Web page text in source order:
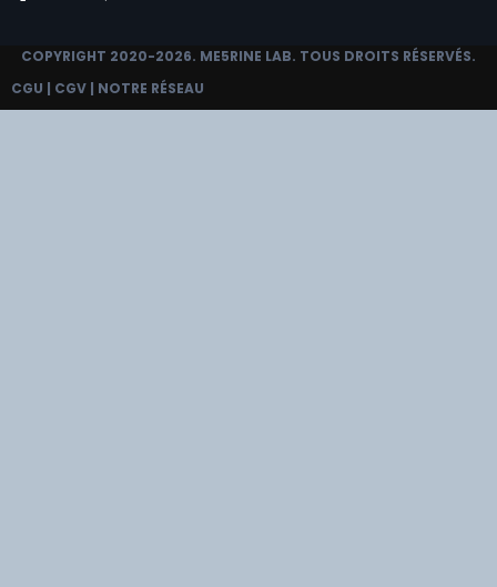
COPYRIGHT 2020-2026. ME5RINE LAB. TOUS DROITS RÉSERVÉS.
CGU | CGV | NOTRE RÉSEAU